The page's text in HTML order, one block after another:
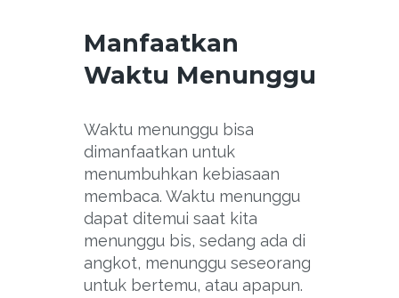
Manfaatkan
Waktu Menunggu
Waktu menunggu bisa
dimanfaatkan untuk
menumbuhkan kebiasaan
membaca. Waktu menunggu
dapat ditemui saat kita
menunggu bis, sedang ada di
angkot, menunggu seseorang
untuk bertemu, atau apapun.